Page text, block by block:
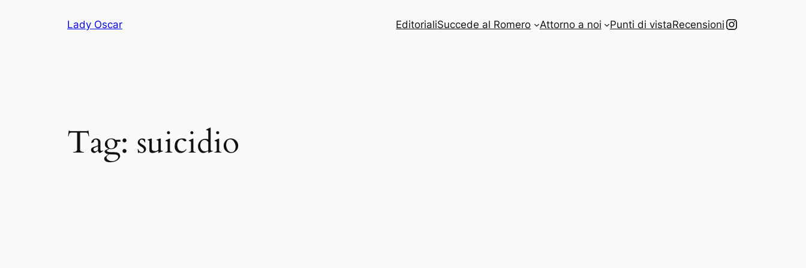
Lady Oscar EditorialiSuccede al Romero Attorno a noi Punti di vistaRecensioni Instagram
Tag: suicidio